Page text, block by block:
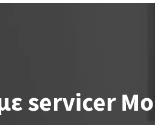
servicer